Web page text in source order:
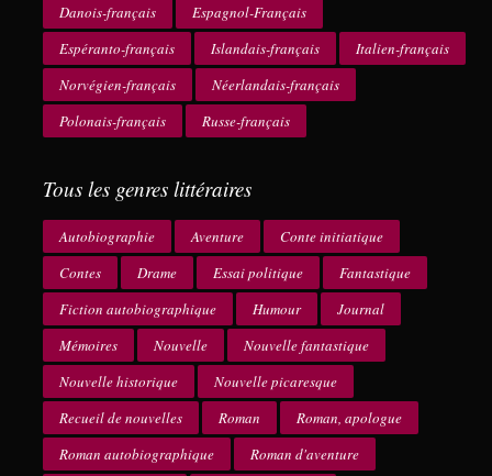
Danois-français
Espagnol-Français
Espéranto-français
Islandais-français
Italien-français
Norvégien-français
Néerlandais-français
Polonais-français
Russe-français
Tous les genres littéraires
Autobiographie Aventure
Conte initiatique
Contes
Drame Essai politique
Fantastique
Fiction autobiographique
Humour
Journal
Mémoires
Nouvelle
Nouvelle fantastique
Nouvelle historique
Nouvelle picaresque
Recueil de nouvelles
Roman
Roman, apologue
Roman autobiographique
Roman d'aventure